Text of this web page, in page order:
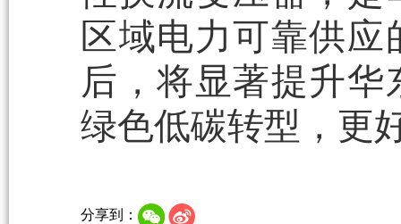
区域电力可靠供
后，将显著提升
绿色低碳转型，更
分享到：